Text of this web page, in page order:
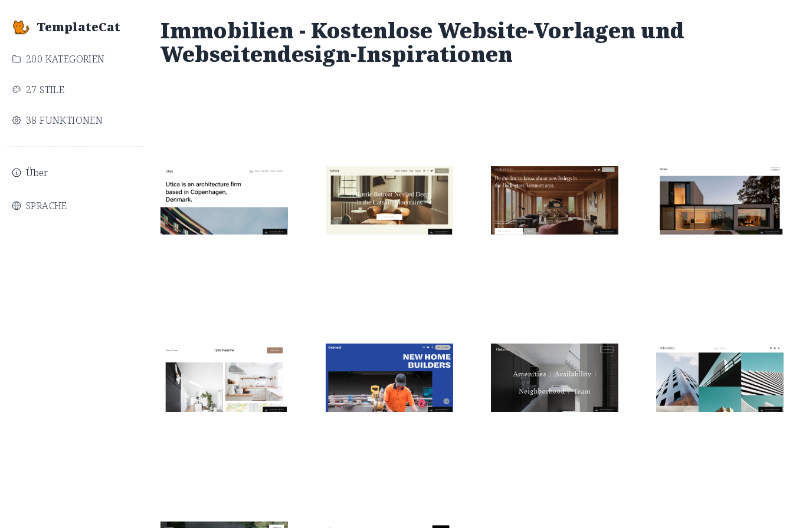
TemplateCat
200 KATEGORIEN
27 STILE
38 FUNKTIONEN
Über
SPRACHE
Immobilien - Kostenlose Website-Vorlagen und
Webseitendesign-Inspirationen
Utica
$0.00 $192+
4 Kategorien
Suffolk
$0.00 $192+
2 Kategorien
Liz Sellwood
$ 0.00 $192+
2 Kategorien
Radian
0.00 $192+
4 Kategorien
$0.00
1 Kategorien
$ 0.00 $192+
4 Kategorien
Hidano
0.00 $192+
1 Kategorien
Helen Gates
0.00 $192+
4 Kategorien